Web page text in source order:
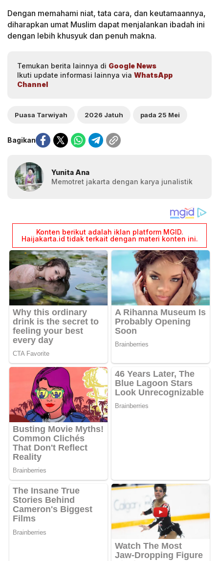
Dengan memahami niat, tata cara, dan keutamaannya,
diharapkan umat Muslim dapat menjalankan ibadah ini
dengan lebih khusyuk dan penuh makna.
Temukan berita lainnya di Google News
Ikuti update informasi lainnya via WhatsApp
Channel
Puasa Tarwiyah 2026 Jatuh pada 25 Mei
Bagikan
Yunita Ana
Memotret jakarta dengan karya junalistik